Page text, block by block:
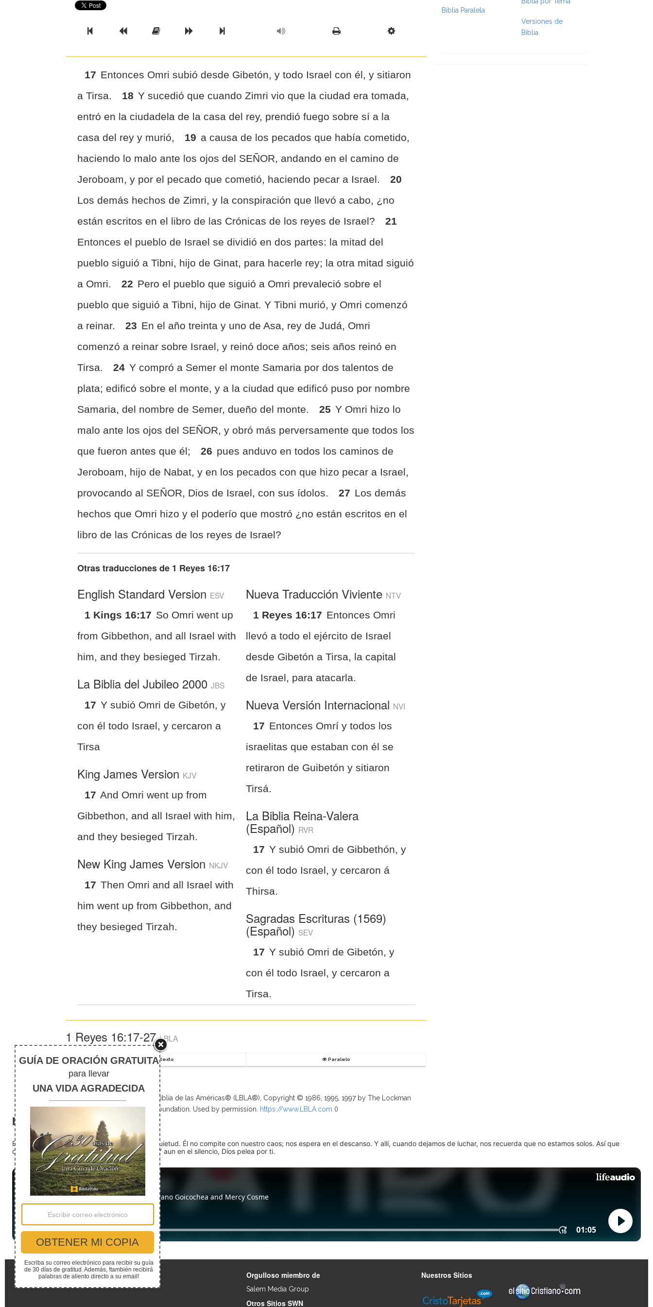
Previous BookPrevious Chapter
Read the Full Chapter
Next Chapter
Next Book Scripture Formatting
17 Entonces Omri subió desde Gibetón, y todo Israel con él, y sitiaron
a Tirsa.
18 Y sucedió que cuando Zimri vio que la ciudad era tomada,
entró en la ciudadela de la casa del rey, prendió fuego sobre sí a la
casa del rey y murió,
19 a causa de los pecados que había cometido,
haciendo lo malo ante los ojos del SEÑOR, andando en el camino de
Jeroboam, y por el pecado que cometió, haciendo pecar a Israel.
20
Los demás hechos de Zimri, y la conspiración que llevó a cabo, ¿no
están escritos en el libro de las Crónicas de los reyes de Israel?
21
Entonces el pueblo de Israel se dividió en dos partes: la mitad del
pueblo siguió a Tibni, hijo de Ginat, para hacerle rey; la otra mitad siguió
a Omri.
22 Pero el pueblo que siguió a Omri prevaleció sobre el
pueblo que siguió a Tibni, hijo de Ginat. Y Tibni murió, y Omri comenzó
a reinar.
23 En el año treinta y uno de Asa, rey de Judá, Omri
comenzó a reinar sobre Israel, y reinó doce años; seis años reinó en
Tirsa.
24 Y compró a Semer el monte Samaria por dos talentos de
plata; edificó sobre el monte, y a la ciudad que edificó puso por nombre
Samaria, del nombre de Semer, dueño del monte.
25 Y Omri hizo lo
malo ante los ojos del SEÑOR, y obró más perversamente que todos los
que fueron antes que él;
26 pues anduvo en todos los caminos de
Jeroboam, hijo de Nabat, y en los pecados con que hizo pecar a Israel,
provocando al SEÑOR, Dios de Israel, con sus ídolos.
27 Los demás
hechos que Omri hizo y el poderío que mostró ¿no están escritos en el
libro de las Crónicas de los reyes de Israel?
Otras traducciones de 1 Reyes 16:17
English Standard Version ESV
1 Kings 16:17 So Omri went up
from Gibbethon, and all Israel with
him, and they besieged Tirzah.
La Biblia del Jubileo 2000JBS
17 Y subió Omri de Gibetón, y
con él todo Israel, y cercaron a
Tirsa
King James Version KJV
17 And Omri went up from
Gibbethon, and all Israel with him,
and they besieged Tirzah.
New King James Version NKJV
17 Then Omri and all Israel with
him went up from Gibbethon, and
they besieged Tirzah.
Nueva Traducción Viviente NTV
1 Reyes 16:17 Entonces Omri
llevó a todo el ejército de Israel
desde Gibetón a Tirsa, la capital
de Israel, para atacarla.
Nueva Versión Internacional NVI
17 Entonces Omrí y todos los
israelitas que estaban con él se
retiraron de Guibetón y sitiaron
Tirsá.
La Biblia Reina-Valera
(Español) RVR
17 Y subió Omri de Gibbethón, y
con él todo Israel, y cercaron á
Thirsa.
Sagradas Escrituras (1569)
(Español) SEV
17 Y subió Omri de Gibetón, y
con él todo Israel, y cercaron a
Tirsa.
1 Reyes 16:17-27LBLA
En Contexto Paralelo
Scripture taken from La Biblia de las Américas® (LBLA®), Copyright © 1986, 1995, 1997 by The Lockman
Foundation. Used by permission.
https://www.LBLA.com ()
Biblia Paralela
Versiones de
Biblia
El silencio
En medio del ruido, Dios nos encuentra en la quietud. Él no compite con nuestro caos; nos espera en el descanso. Y allí, cuando dejamos de luchar, nos recuerda que no estamos solos. Así que
detente (quédate quieto) Dios está presente. Y aun en el silencio, Dios pelea por ti.
Enlaces Rápidos Orgulloso miembro de
Salem Media Group
Otros Sitios SWN
Nuestros Sitios